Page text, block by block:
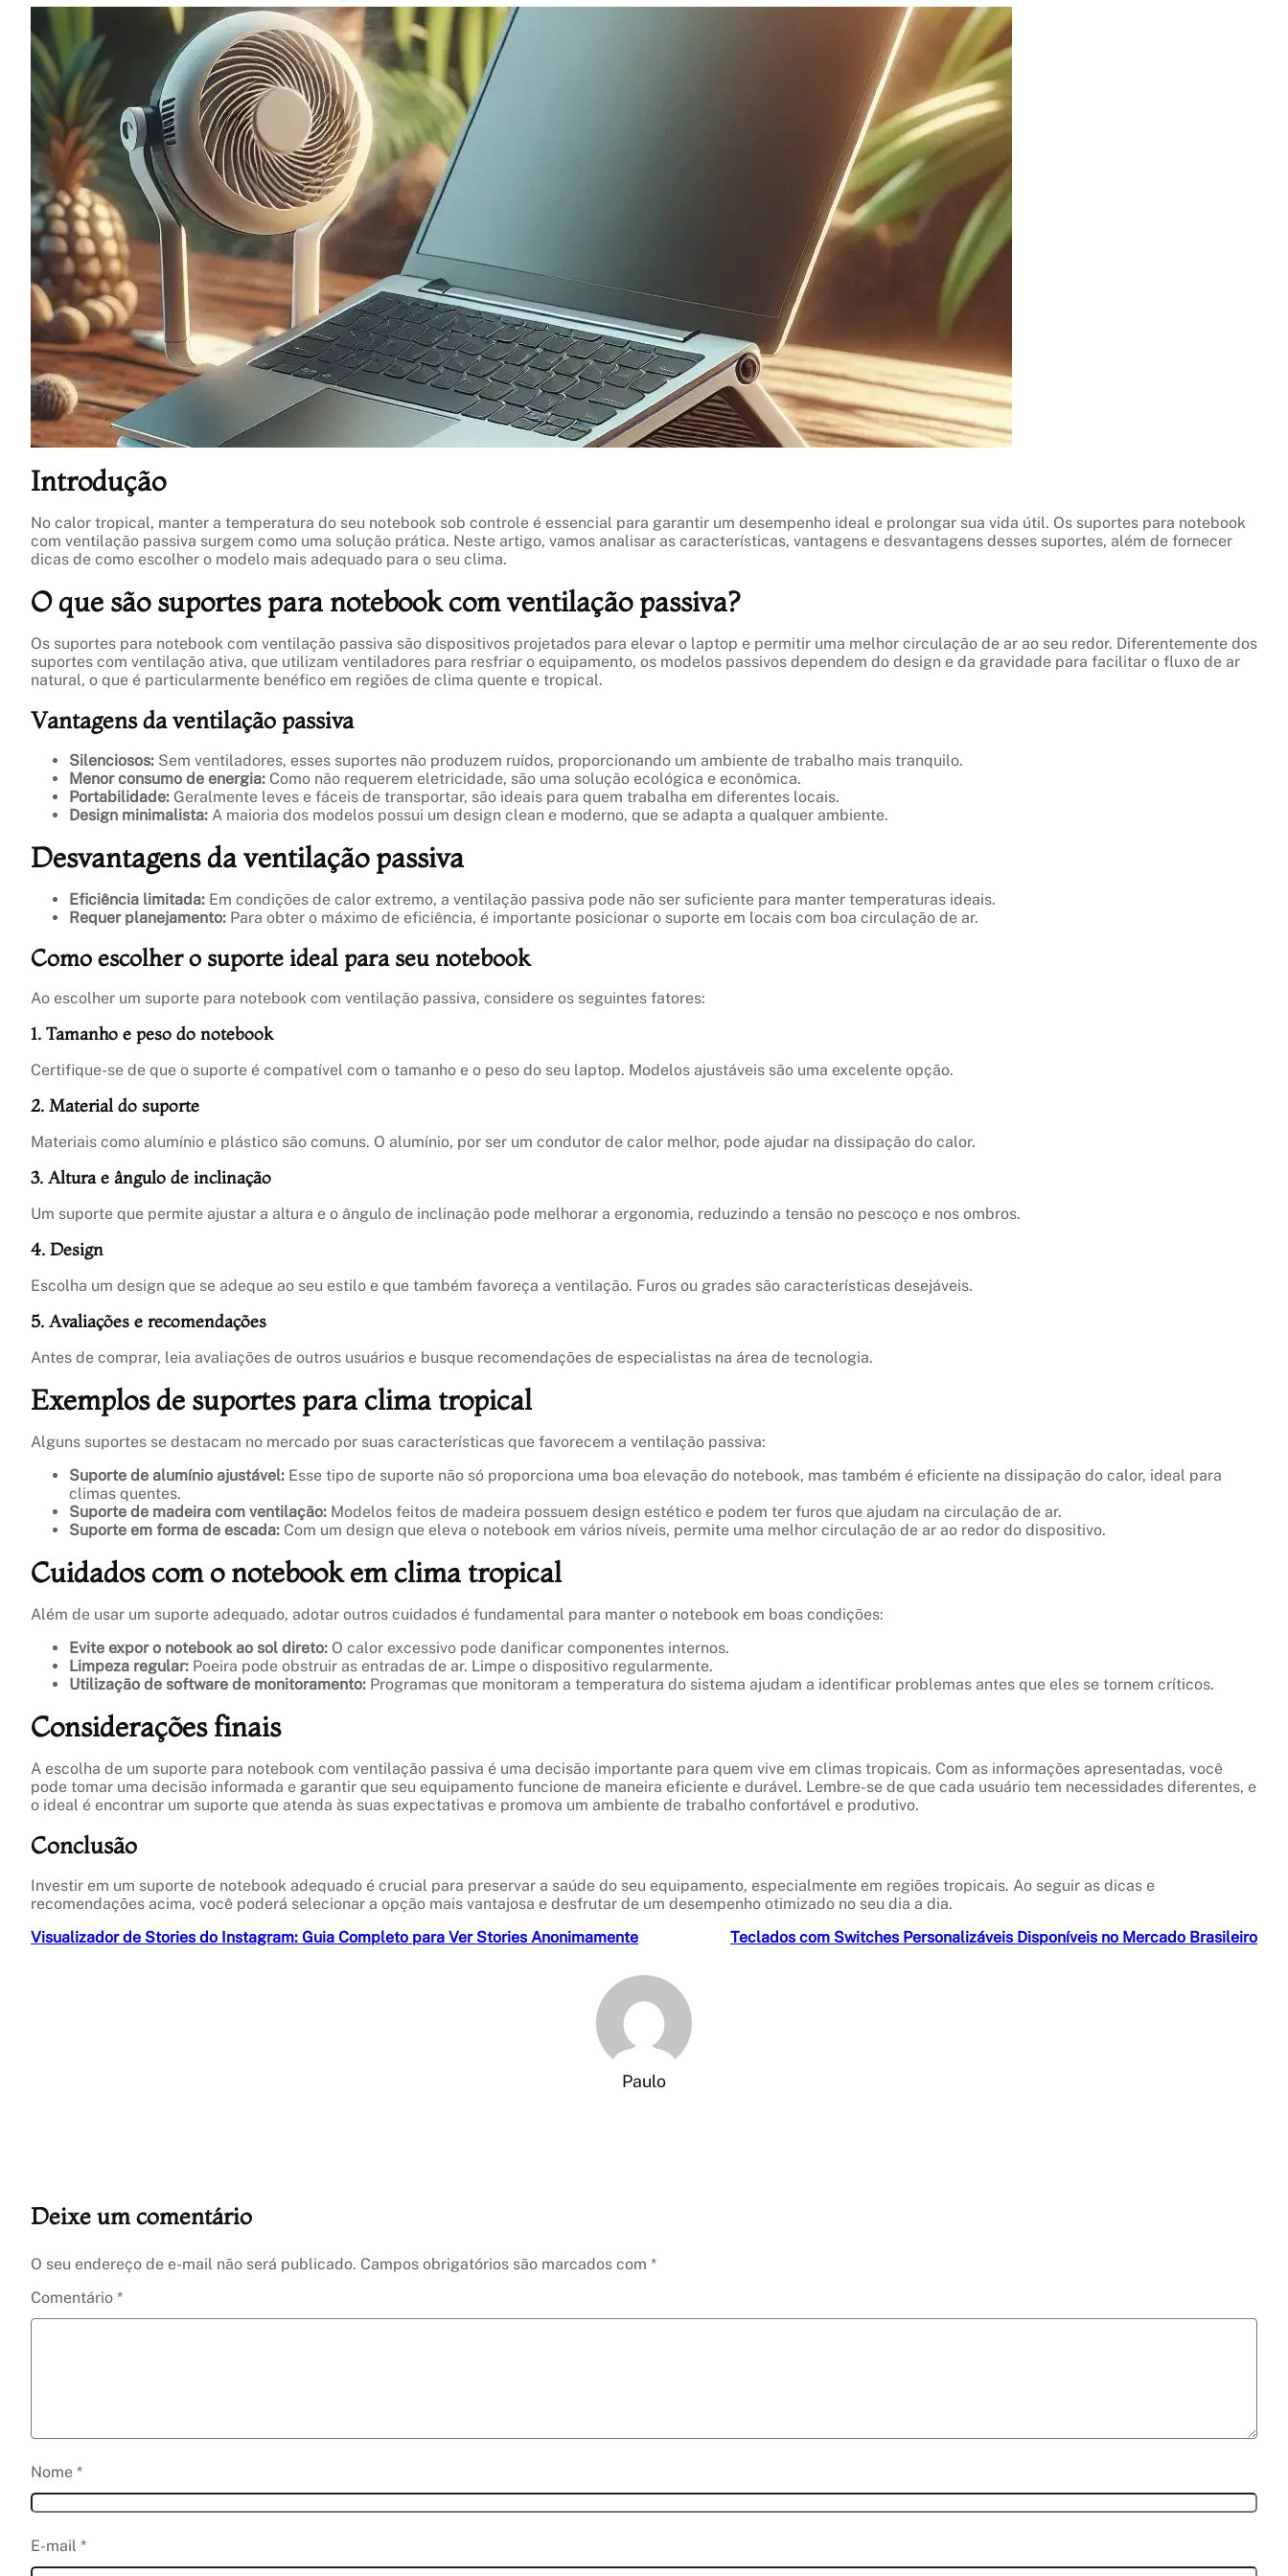
Introdução
No calor tropical, manter a temperatura do seu notebook sob controle é essencial para garantir um desempenho ideal e prolongar sua vida útil. Os suportes para notebook
com ventilação passiva surgem como uma solução prática. Neste artigo, vamos analisar as características, vantagens e desvantagens desses suportes, além de fornecer
dicas de como escolher o modelo mais adequado para o seu clima.
O que são suportes para notebook com ventilação passiva?
Os suportes para notebook com ventilação passiva são dispositivos projetados para elevar o laptop e permitir uma melhor circulação de ar ao seu redor. Diferentemente dos
suportes com ventilação ativa, que utilizam ventiladores para resfriar o equipamento, os modelos passivos dependem do design e da gravidade para facilitar o fluxo de ar
natural, o que é particularmente benéfico em regiões de clima quente e tropical.
Vantagens da ventilação passiva
Silenciosos: Sem ventiladores, esses suportes não produzem ruídos, proporcionando um ambiente de trabalho mais tranquilo.
Menor consumo de energia: Como não requerem eletricidade, são uma solução ecológica e econômica.
Portabilidade: Geralmente leves e fáceis de transportar, são ideais para quem trabalha em diferentes locais.
Design minimalista: A maioria dos modelos possui um design clean e moderno, que se adapta a qualquer ambiente.
Desvantagens da ventilação passiva
Eficiência limitada: Em condições de calor extremo, a ventilação passiva pode não ser suficiente para manter temperaturas ideais.
Requer planejamento: Para obter o máximo de eficiência, é importante posicionar o suporte em locais com boa circulação de ar.
Como escolher o suporte ideal para seu notebook
Ao escolher um suporte para notebook com ventilação passiva, considere os seguintes fatores:
1. Tamanho e peso do notebook
Certifique-se de que o suporte é compatível com o tamanho e o peso do seu laptop. Modelos ajustáveis são uma excelente opção.
2. Material do suporte
Materiais como alumínio e plástico são comuns. O alumínio, por ser um condutor de calor melhor, pode ajudar na dissipação do calor.
3. Altura e ângulo de inclinação
Um suporte que permite ajustar a altura e o ângulo de inclinação pode melhorar a ergonomia, reduzindo a tensão no pescoço e nos ombros.
4. Design
Escolha um design que se adeque ao seu estilo e que também favoreça a ventilação. Furos ou grades são características desejáveis.
5. Avaliações e recomendações
Antes de comprar, leia avaliações de outros usuários e busque recomendações de especialistas na área de tecnologia.
Exemplos de suportes para clima tropical
Alguns suportes se destacam no mercado por suas características que favorecem a ventilação passiva:
Suporte de alumínio ajustável: Esse tipo de suporte não só proporciona uma boa elevação do notebook, mas também é eficiente na dissipação do calor, ideal para
climas quentes.
Suporte de madeira com ventilação: Modelos feitos de madeira possuem design estético e podem ter furos que ajudam na circulação de ar.
Suporte em forma de escada: Com um design que eleva o notebook em vários níveis, permite uma melhor circulação de ar ao redor do dispositivo.
Cuidados com o notebook em clima tropical
Além de usar um suporte adequado, adotar outros cuidados é fundamental para manter o notebook em boas condições:
Evite expor o notebook ao sol direto: O calor excessivo pode danificar componentes internos.
Limpeza regular: Poeira pode obstruir as entradas de ar. Limpe o dispositivo regularmente.
Utilização de software de monitoramento: Programas que monitoram a temperatura do sistema ajudam a identificar problemas antes que eles se tornem críticos.
Considerações finais
A escolha de um suporte para notebook com ventilação passiva é uma decisão importante para quem vive em climas tropicais. Com as informações apresentadas, você
pode tomar uma decisão informada e garantir que seu equipamento funcione de maneira eficiente e durável. Lembre-se de que cada usuário tem necessidades diferentes, e
o ideal é encontrar um suporte que atenda às suas expectativas e promova um ambiente de trabalho confortável e produtivo.
Conclusão
Investir em um suporte de notebook adequado é crucial para preservar a saúde do seu equipamento, especialmente em regiões tropicais. Ao seguir as dicas e
recomendações acima, você poderá selecionar a opção mais vantajosa e desfrutar de um desempenho otimizado no seu dia a dia.
Visualizador de Stories do Instagram: Guia Completo para Ver Stories Anonimamente
Teclados com Switches Personalizáveis Disponíveis no Mercado Brasileiro
Paulo
Deixe um comentário
O seu endereço de e-mail não será publicado. Campos obrigatórios são marcados com *
Comentário *
Nome *
E-mail *